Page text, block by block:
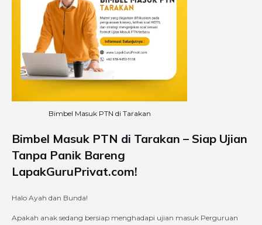
Bimbel Masuk PTN di Tarakan
Bimbel Masuk PTN di Tarakan – Siap Ujian
Tanpa Panik Bareng
LapakGuruPrivat.com!
Halo Ayah dan Bunda!
Apakah anak sedang bersiap menghadapi ujian masuk Perguruan